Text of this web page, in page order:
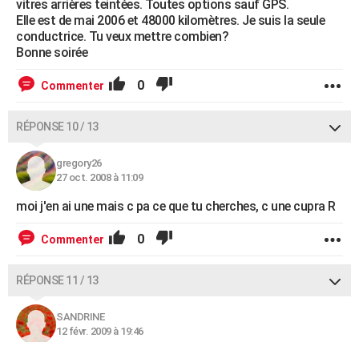
vitres arrières teintées. Toutes options sauf GPS.
Elle est de mai 2006 et 48000 kilomètres. Je suis la seule
conductrice. Tu veux mettre combien?
Bonne soirée
Commenter 0
RÉPONSE 10 / 13
gregory26
27 oct. 2008 à 11:09
moi j'en ai une mais c pa ce que tu cherches, c une cupra R
Commenter 0
RÉPONSE 11 / 13
SANDRINE
12 févr. 2009 à 19:46